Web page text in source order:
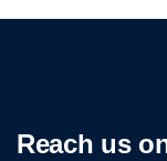
Reach us